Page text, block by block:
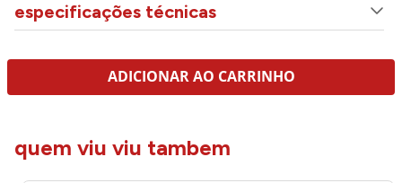
especificações técnicas
ADICIONAR AO CARRINHO
quem viu viu tambem